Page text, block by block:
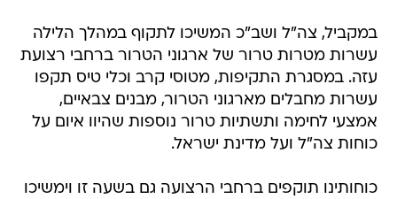
במקביל, צה"ל ושב"כ המשיכו לתקוף במהלך הלילה
עשרות מטרות טרור של ארגוני הטרור ברחבי רצועת
עזה. במסגרת התקיפות, מטוסי קרב וכלי טיס תקפו
עשרות מחבלים מארגוני הטרור, מבנים צבאיים,
אמצעי לחימה ותשתיות טרור נוספות שהיוו איום על
כוחות צה"ל ועל מדינת ישראל.
כוחותינו תוקפים ברחבי הרצועה גם בשעה זו וימשיכו